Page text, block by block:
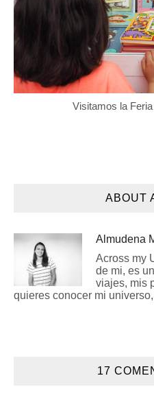
Visitamos la
ABOUT
Almudena
Across my
de mi, es
viajes, mis
quieres conocer mi
17